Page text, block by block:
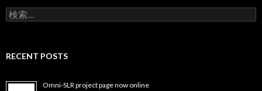
ン
検
索:
RECENT POSTS
Omni-SLR project page now online